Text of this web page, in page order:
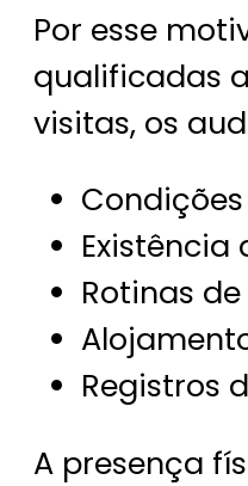
Por esse
qualificadas
visitas, os
Rotinas
Registros
A presença